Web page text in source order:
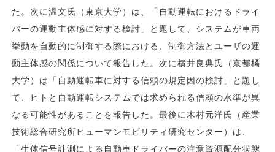
た。次に温文氏（東京大学）は、「自動運転におけるドライ
バーの運動主体感に対する検討」と題して、システムが車両
挙動を自動的に制御する際における、制御方法とユーザの運
動主体感の関係について報告した。次に横井良典氏（京都橘
大学）は「自動運転車に対する信頼の規定因の検討」と題し
て、ヒトと自動運転システムでは求められる信頼の水準が異
なる可能性があることを報告した。最後に木村元洋氏（産業
技術総合研究所ヒューマンモビリティ研究センター）は、
「生体信号計測による自動車ドライバーの注意資源配分状態